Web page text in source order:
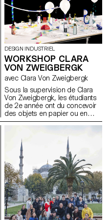
DESIGN INDUSTRIEL
WORKSHOP CLARA
VON ZWEIGBERGK
avec Clara Von Zweigbergk
Sous la supervision de Clara
Von Zweigbergk, les étudiants
de 2e année ont du concevoir
des objets en papier ou en
carton autour du thème des
fêtes, et tout autre type de
festivités.